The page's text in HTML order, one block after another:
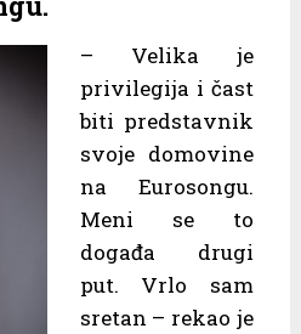
– Velika je
privilegija i čast
biti predstavnik
svoje domovine
na Eurosongu.
Meni se to
događa drugi
put. Vrlo sam
sretan – rekao je